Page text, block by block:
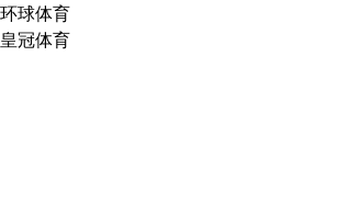
环球体育
皇冠体育